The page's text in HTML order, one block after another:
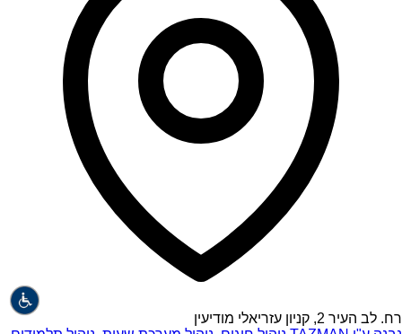
רח. לב העיר 2, קניון עזריאלי מודיעין